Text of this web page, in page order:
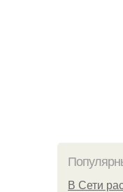
В Сети